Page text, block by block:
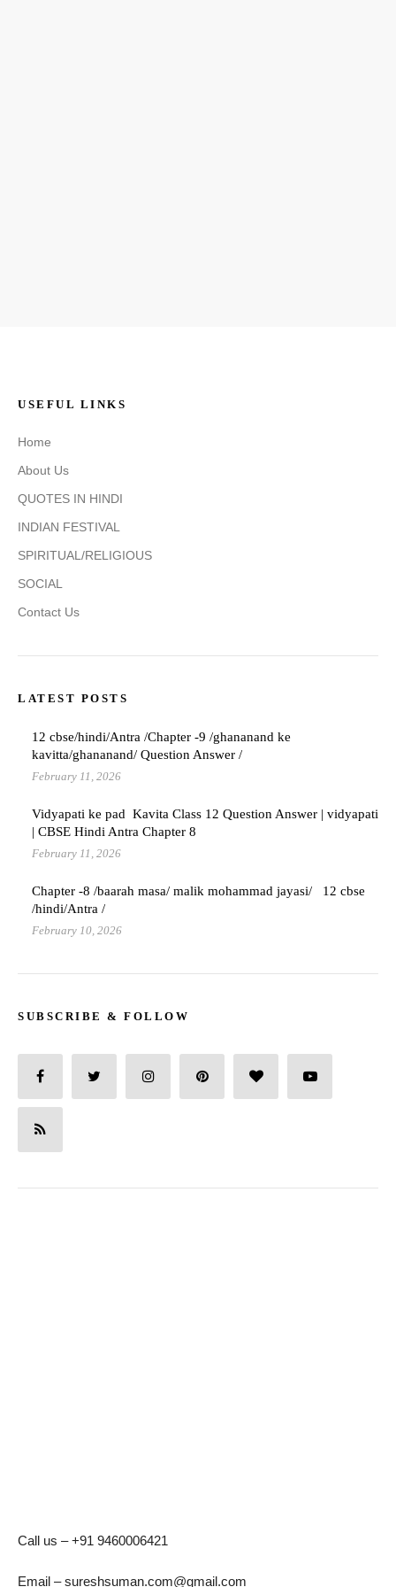
USEFUL LINKS
Home
About Us
QUOTES IN HINDI
INDIAN FESTIVAL
SPIRITUAL/RELIGIOUS
SOCIAL
Contact Us
LATEST POSTS
12 cbse/hindi/Antra /Chapter -9 /ghananand ke
kavitta/ghananand/ Question Answer /
February 11, 2026
Vidyapati ke pad Kavita Class 12 Question Answer | vidyapati
| CBSE Hindi Antra Chapter 8
February 11, 2026
Chapter -8 /baarah masa/ malik mohammad jayasi/ 12 cbse
/hindi/Antra /
February 10, 2026
SUBSCRIBE & FOLLOW
Call us – +91 9460006421
Email – sureshsuman.com@gmail.com